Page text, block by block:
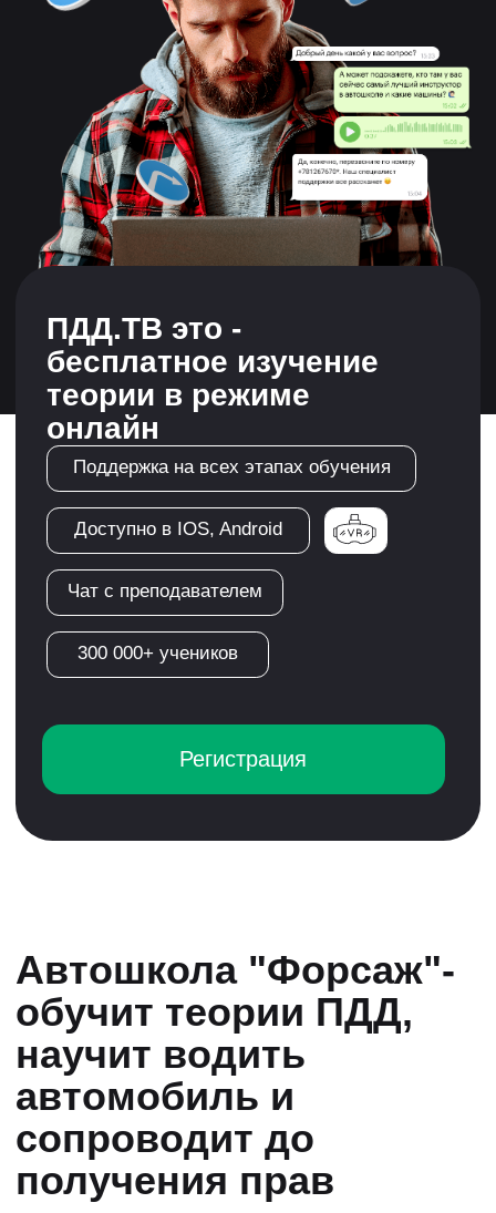
Поддержка на всех этапах обучения
300 000+ учеников
Доступно в IOS, Android
Чат с преподавателем
Регистрация
ПДД.ТВ это -
бесплатное изучение
теории в режиме
Автошкола "Форсаж"-
обучит теории ПДД,
научит водить
автомобиль и
сопроводит до
получения прав